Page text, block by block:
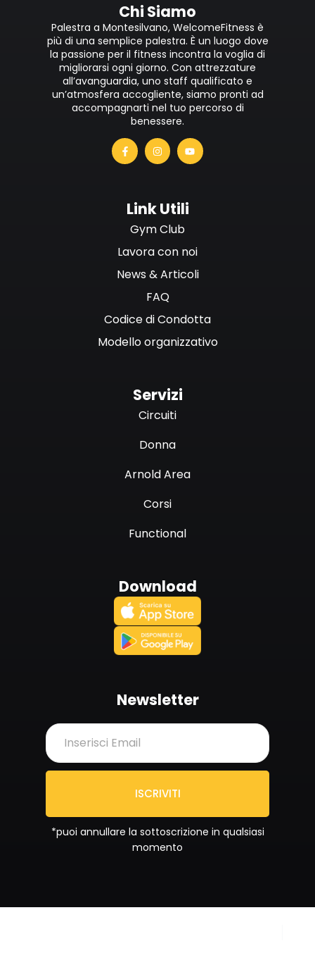
Chi Siamo
Palestra a Montesilvano, WelcomeFitness è
più di una semplice palestra. È un luogo dove
la passione per il fitness incontra la voglia di
migliorarsi ogni giorno. Con attrezzature
all’avanguardia, uno staff qualificato e
un’atmosfera accogliente, siamo pronti ad
accompagnarti nel tuo percorso di
benessere.
Link Utili
Gym Club
Lavora con noi
News & Articoli
FAQ
Codice di Condotta
Modello organizzativo
Servizi
Circuiti
Donna
Arnold Area
Corsi
Functional
Download
Newsletter
ISCRIVITI
*puoi annullare la sottoscrizione in qualsiasi
momento